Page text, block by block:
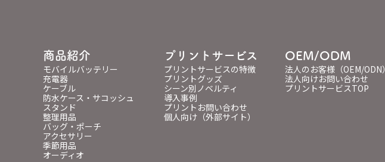
商品紹介
モバイルバッテリー
充電器
ケーブル
防水ケース・サコッシュ
スタンド
整理用品
バッグ・ポーチ
アクセサリー
季節用品
オーディオ
プリントサービス
プリントサービスの特徴
プリントグッズ
シーン別ノベルティ
導入事例
プリントお問い合わせ
個人向け（外部サイト）
OEM/ODM
法人のお客様（OEM/ODN）
法人向けお問い合わせ
プリントサービスTOP